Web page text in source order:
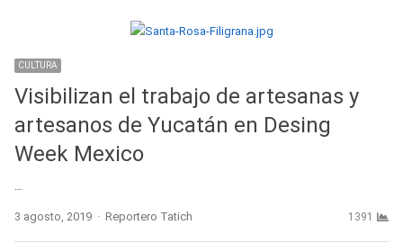
CULTURA
Visibilizan el trabajo de artesanas y
artesanos de Yucatán en Desing
Week Mexico
…
3 agosto, 2019 Author
Reportero Tatich 1391